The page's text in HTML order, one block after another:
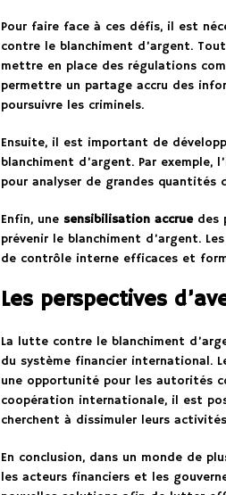
Pour faire face à ces défis, il est
contre le blanchiment d’argent.
mettre en place des régulations
permettre un partage accru des
poursuivre les criminels.
Ensuite, il est important de
blanchiment d’argent. Par
pour analyser de grandes quantités
Enfin, une sensibilisation accruedes
prévenir le blanchiment d’argent.
de contrôle interne efficaces et
Les perspectives
La lutte contre le blanchiment
du système financier international.
une opportunité pour les autorités
coopération internationale, il est
cherchent à dissimuler leurs
En conclusion, dans un monde de
les acteurs financiers et les